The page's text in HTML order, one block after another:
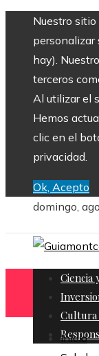
Nuestro
personalizar
hay).
terceros
Al utilizar el
Hemos
clic en el
privacidad.
Ok, Acepto
domingo,
Ciencia
Cultura
Inicio